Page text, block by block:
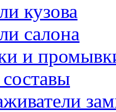
кузова
салона
и